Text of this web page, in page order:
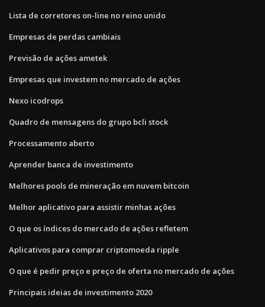
Lista de corretores on-line no reino unido
Empresas de perdas cambiais
Previsão de ações ametek
Empresas que investem no mercado de ações
Nexo icodrops
Quadro de mensagens do grupo bcli stock
Processamento aberto
Aprender banca de investimento
Melhores pools de mineração em nuvem bitcoin
Melhor aplicativo para assistir minhas ações
O que os índices do mercado de ações refletem
Aplicativos para comprar criptomoeda ripple
O que é pedir preço e preço de oferta no mercado de ações
Principais ideias de investimento 2020